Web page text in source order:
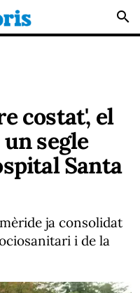
search
costat', el
segle
Santa
ja consolidat
i de la